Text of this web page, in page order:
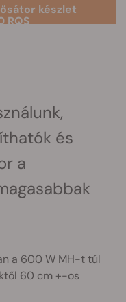
készlet
RQS
és
a
a 600 W MH-t túl
60 cm +-os